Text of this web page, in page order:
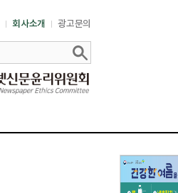
회사소개 광고문의